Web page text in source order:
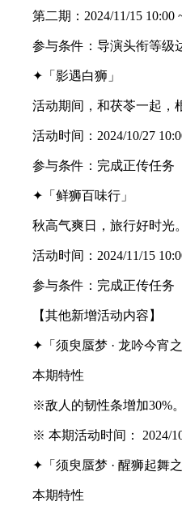
第二期：2024/11/15 10:00 ~
参与条件：导演头衔等级达
✦「影遇白狮」
活动期间，和茯苓一起，
活动时间：2024/10/27
参与条件：完成正传任务《
✦「鲜狮百味行」
秋高气爽日，旅行好时光。
活动时间：2024/11/15
参与条件：完成正传任务《
【其他新增活动内容】
✦「须臾蜃梦 · 龙吟今宵之
本期特性
※敌人的韧性条增加30%。
※ 本期活动时间： 2024/10/
✦「须臾蜃梦 · 醒狮起舞之
本期特性